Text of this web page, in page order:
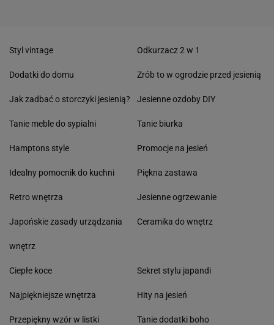
Styl vintage
Dodatki do domu
Jak zadbać o storczyki jesienią?
Tanie meble do sypialni
Hamptons style
Idealny pomocnik do kuchni
Retro wnętrza
Japońskie zasady urządzania
wnętrz
Odkurzacz 2 w 1
Zrób to w ogrodzie przed jesienią
Jesienne ozdoby DIY
Tanie biurka
Promocje na jesień
Piękna zastawa
Jesienne ogrzewanie
Ceramika do wnętrz
Ciepłe koce
Najpiękniejsze wnętrza
Przepiękny wzór w listki
Sekret stylu japandi
Hity na jesień
Tanie dodatki boho